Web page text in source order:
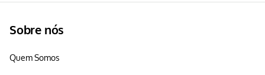
Sobre nós
Quem Somos